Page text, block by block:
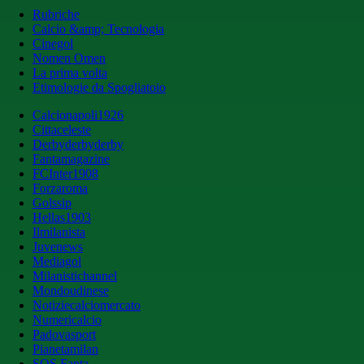
Rubriche
Calcio &amp; Tecnologia
Cinegol
Nomen Omen
La prima volta
Etimologie da Spogliatoio
Calcionapoli1926
Cittaceleste
Derbyderbyderby
Fantamagazine
FCInter1908
Forzaroma
Golssip
Hellas1903
Ilmilanista
Juvenews
Mediagol
Milanistichannel
Mondoudinese
Notiziecalciomercato
Numericalcio
Padovasport
Pianetamilan